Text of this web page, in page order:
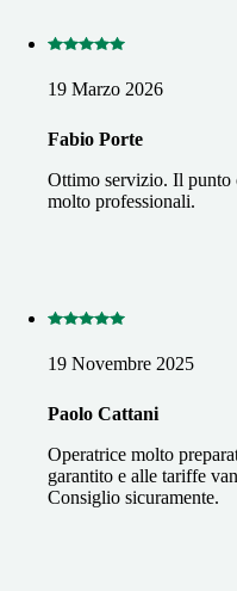
19 Marzo 2026
Fabio Porte
Ottimo servizio. Il punto
molto professionali.
19 Novembre 2025
Paolo Cattani
Operatrice molto
garantito e alle tariffe
Consiglio sicuramente.